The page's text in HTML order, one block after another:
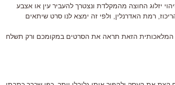
יזלוג החוצה מהמקלדת ונצטרך להעביר עין או אצבע
רמת האדרנלין, ולפי זה ימצא לנו סרט שיתאים
המלאכותית הזאת תראה את הסרטים במקומכם ורק תשלח